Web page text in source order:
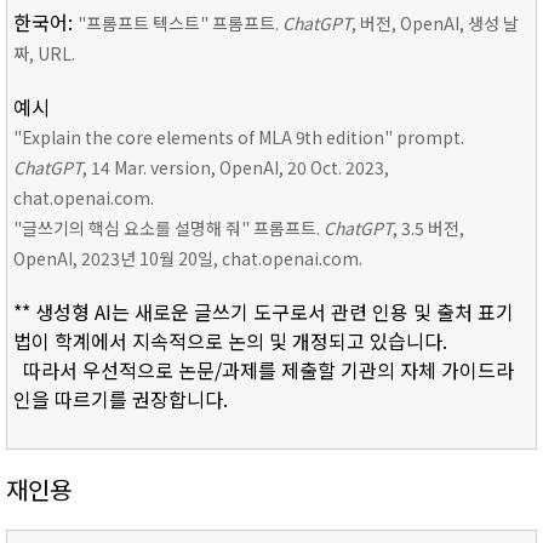
한국어: "프롬프트 텍스트" 프롬프트. ChatGPT, 버전, OpenAI, 생성 날
짜, URL.
예시
"Explain the core elements of MLA 9th edition" prompt.
ChatGPT, 14 Mar. version, OpenAI, 20 Oct. 2023,
chat.openai.com.
"글쓰기의 핵심 요소를 설명해 줘" 프롬프트. ChatGPT, 3.5 버전,
OpenAI, 2023년 10월 20일, chat.openai.com.
** 생성형 AI는 새로운 글쓰기 도구로서 관련 인용 및 출처 표기
법이 학계에서 지속적으로 논의 및 개정되고 있습니다.
따라서 우선적으로 논문/과제를 제출할 기관의 자체 가이드라
인을 따르기를 권장합니다.
재인용